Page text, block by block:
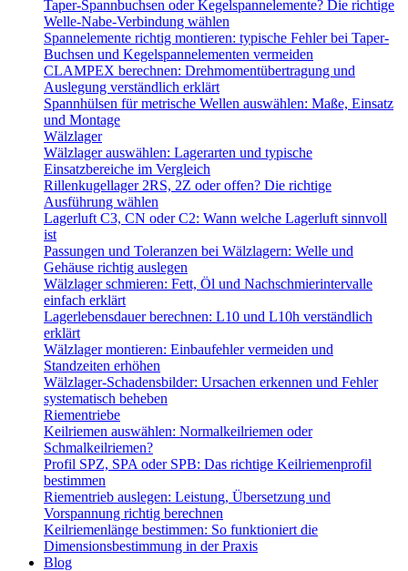
Taper-Spannbuchsen oder Kegelspannelemente? Die richtige
Welle-Nabe-Verbindung wählen
Spannelemente richtig montieren: typische Fehler bei Taper-
Buchsen und Kegelspannelementen vermeiden
CLAMPEX berechnen: Drehmomentübertragung und
Auslegung verständlich erklärt
Spannhülsen für metrische Wellen auswählen: Maße, Einsatz
und Montage
Wälzlager
Wälzlager auswählen: Lagerarten und typische
Einsatzbereiche im Vergleich
Rillenkugellager 2RS, 2Z oder offen? Die richtige
Ausführung wählen
Lagerluft C3, CN oder C2: Wann welche Lagerluft sinnvoll
ist
Passungen und Toleranzen bei Wälzlagern: Welle und
Gehäuse richtig auslegen
Wälzlager schmieren: Fett, Öl und Nachschmierintervalle
einfach erklärt
Lagerlebensdauer berechnen: L10 und L10h verständlich
erklärt
Wälzlager montieren: Einbaufehler vermeiden und
Standzeiten erhöhen
Wälzlager-Schadensbilder: Ursachen erkennen und Fehler
systematisch beheben
Riementriebe
Keilriemen auswählen: Normalkeilriemen oder
Schmalkeilriemen?
Profil SPZ, SPA oder SPB: Das richtige Keilriemenprofil
bestimmen
Riementrieb auslegen: Leistung, Übersetzung und
Vorspannung richtig berechnen
Keilriemenlänge bestimmen: So funktioniert die
Dimensionsbestimmung in der Praxis
Blog